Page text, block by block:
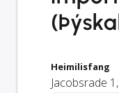
Heimilisfang
Jacobsrade 1 ,